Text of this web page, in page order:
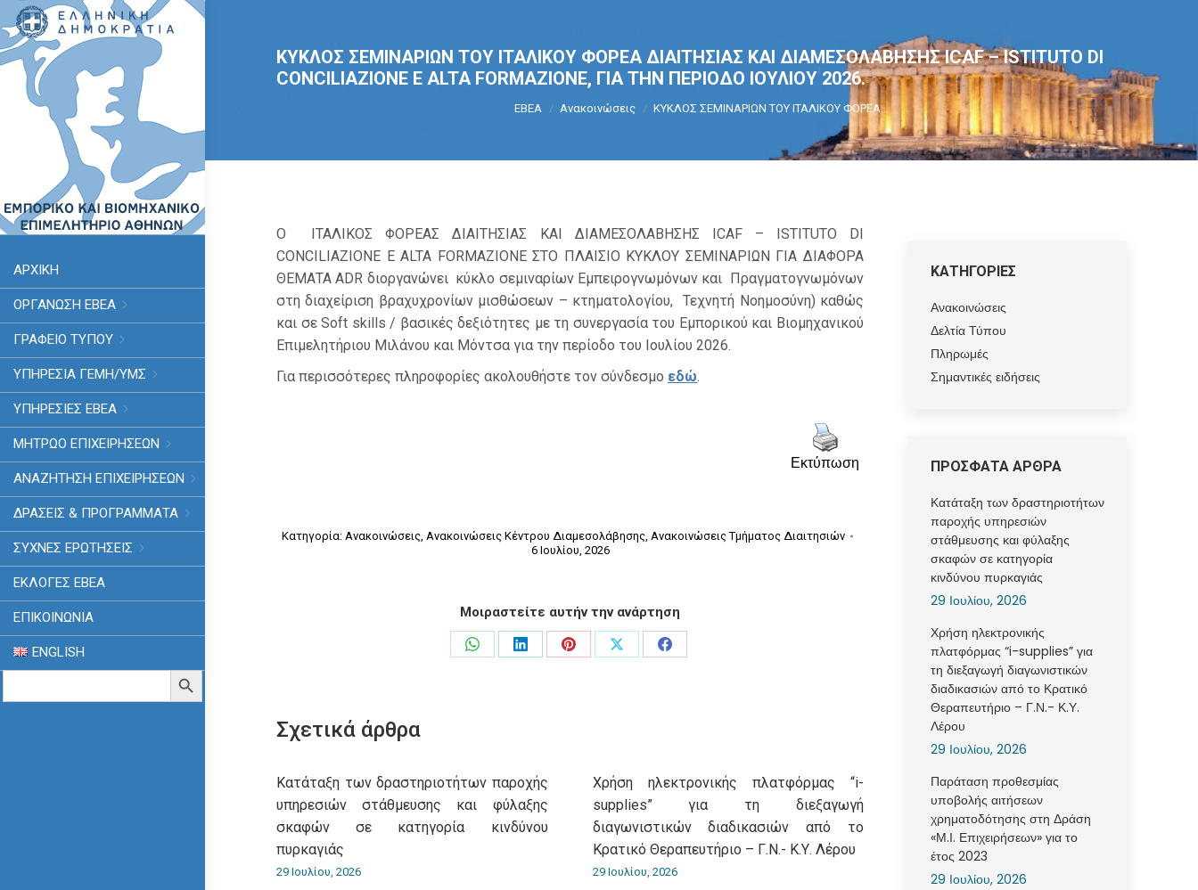
ΑΡΧΙΚΗ
ΟΡΓΑΝΩΣΗ ΕΒΕΑ
ΓΡΑΦΕΙΟ ΤΥΠΟΥ
ΥΠΗΡΕΣΊΑ ΓΕΜΗ/ΥΜΣ
ΥΠΗΡΕΣΙΕΣ ΕΒΕΑ
ΜΗΤΡΩΟ ΕΠΙΧΕΙΡΗΣΕΩΝ
ΑΝΑΖΗΤΗΣΗ ΕΠΙΧΕΙΡΗΣΕΩΝ
ΔΡΑΣΕΙΣ & ΠΡΟΓΡΑΜΜΑΤΑ
ΣΥΧΝΕΣ ΕΡΩΤΗΣΕΙΣ
ΕΚΛΟΓΈΣ ΕΒΕΑ
ΕΠΙΚΟΙΝΩΝΙΑ
ENGLISH
Search
Search Button
ΚΥΚΛΟΣ ΣΕΜΙΝΑΡΙΩΝ ΤΟΥ ΙΤΑΛΙΚΟΥ ΦΟΡΕΑ ΔΙΑΙΤΗΣΙΑΣ ΚΑΙ ΔΙΑΜΕΣΟΛΑΒΗΣΗΣ ICAF – ISTITUTO DI
CONCILIAZIONE E ALTA FORMAZIONE, ΓΙΑ ΤΗΝ ΠΕΡΙΟΔΟ ΙΟΥΛΙΟΥ 2026.
You are here:
ΕΒΕΑ Ανακοινώσεις ΚΥΚΛΟΣ ΣΕΜΙΝΑΡΙΩΝ ΤΟΥ ΙΤΑΛΙΚΟΥ ΦΟΡΕΑ…
Ο ΙΤΑΛΙΚΟΣ ΦΟΡΕΑΣ ΔΙΑΙΤΗΣΙΑΣ ΚΑΙ ΔΙΑΜΕΣΟΛΑΒΗΣΗΣ ICAF – ISTITUTO DI
CONCILIAZIONE E ALTA FORMAZIONE ΣΤΟ ΠΛΑΙΣΙΟ ΚΥΚΛΟΥ ΣΕΜΙΝΑΡΙΩΝ ΓΙΑ ΔΙΑΦΟΡΑ
ΘΕΜΑΤΑ ADR διοργανώνει κύκλο σεμιναρίων Εμπειρογνωμόνων και Πραγματογνωμόνων
στη διαχείριση βραχυχρονίων μισθώσεων – κτηματολογίου, Τεχνητή Νοημοσύνη) καθώς
και σε Soft skills / βασικές δεξιότητες με τη συνεργασία του Εμπορικού και Βιομηχανικού
Επιμελητήριου Μιλάνου και Μόντσα για την περίοδο του Ιουλίου 2026.
Για περισσότερες πληροφορίες ακολουθήστε τον σύνδεσμο εδώ.
Εκτύπωση
Κατηγορία: Ανακοινώσεις, Ανακοινώσεις Κέντρου Διαμεσολάβησης, Ανακοινώσεις Τμήματος Διαιτησιών
6 Ιουλίου, 2026
Μοιραστείτε αυτήν την ανάρτηση
Share
Share
Share
Share
Share
Σχετικά άρθρα
Κατάταξη των δραστηριοτήτων παροχής
υπηρεσιών στάθμευσης και φύλαξης
σκαφών σε κατηγορία κινδύνου
πυρκαγιάς
29 Ιουλίου, 2026
Χρήση ηλεκτρονικής πλατφόρμας “i-
supplies” για τη διεξαγωγή
διαγωνιστικών διαδικασιών από το
Κρατικό Θεραπευτήριο – Γ.Ν.- Κ.Υ. Λέρου
29 Ιουλίου, 2026
ΚΑΤΗΓΟΡΙΕΣ
Ανακοινώσεις
Δελτία Τύπου
Πληρωμές
Σημαντικές ειδήσεις
ΠΡΟΣΦΑΤΑ ΑΡΘΡΑ
Κατάταξη των δραστηριοτήτων
παροχής υπηρεσιών
στάθμευσης και φύλαξης
σκαφών σε κατηγορία
κινδύνου πυρκαγιάς
29 Ιουλίου, 2026
Χρήση ηλεκτρονικής
πλατφόρμας “i-supplies” για
τη διεξαγωγή διαγωνιστικών
διαδικασιών από το Κρατικό
Θεραπευτήριο – Γ.Ν.- Κ.Υ.
Λέρου
29 Ιουλίου, 2026
Παράταση προθεσμίας
υποβολής αιτήσεων
χρηματοδότησης στη Δράση
«Μ.Ι. Επιχειρήσεων» για το
έτος 2023
29 Ιουλίου, 2026